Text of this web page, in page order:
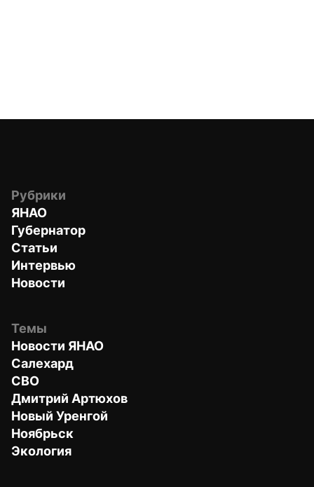
Рубрики
ЯНАО
Губернатор
Статьи
Интервью
Новости
Темы
Новости ЯНАО
Салехард
СВО
Дмитрий Артюхов
Новый Уренгой
Ноябрьск
Экология